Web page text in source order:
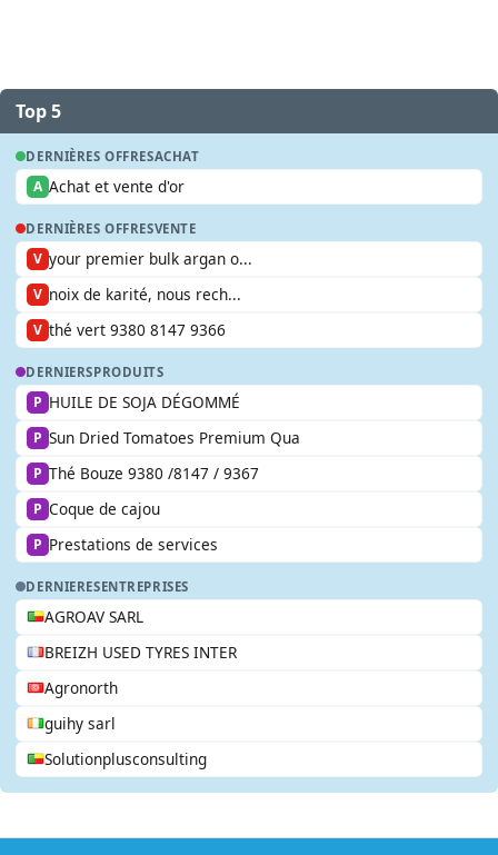
Top 5
DERNIÈRES OFFRESACHAT
A Achat et vente d'or
DERNIÈRES OFFRESVENTE
V your premier bulk argan o...
V noix de karité, nous rech...
V thé vert 9380 8147 9366
DERNIERSPRODUITS
P HUILE DE SOJA DÉGOMMÉ
P Sun Dried Tomatoes Premium Qua
P Thé Bouze 9380 /8147 / 9367
P Coque de cajou
P Prestations de services
DERNIERESENTREPRISES
AGROAV SARL
BREIZH USED TYRES INTER
Agronorth
guihy sarl
Solutionplusconsulting